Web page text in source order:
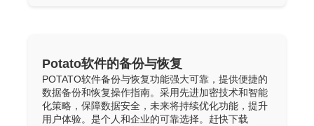
Potato软件的备份与恢复
POTATO软件备份与恢复功能强大可靠，提供便捷的
数据备份和恢复操作指南。采用先进加密技术和智能
化策略，保障数据安全，未来将持续优化功能，提升
用户体验。是个人和企业的可靠选择。赶快下载